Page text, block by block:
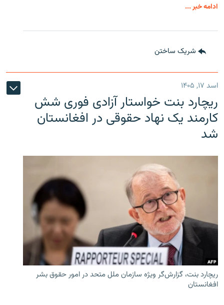
ادامه خبر ...
شریک ساختن
اسد ۱۷, ۱۴۰۵
ریچارد بنت خواستار آزادی فوری شش
کارمند یک نهاد حقوقی در افغانستان
شد
ریچارد بنت، گزارش‌گر ویژه سازمان ملل متحد در امور حقوق بشر
افغانستان